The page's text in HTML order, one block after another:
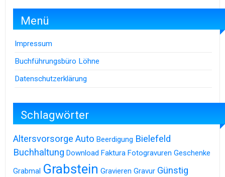
Menü
Impressum
Buchführungsbüro Löhne
Datenschutzerklärung
Schlagwörter
Altersvorsorge Auto Beerdigung Bielefeld
Buchhaltung Download Faktura Fotogravuren Geschenke
Grabmal Grabstein Gravieren Gravur Günstig